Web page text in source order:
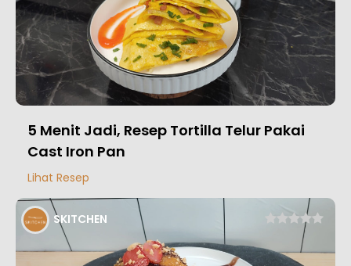
5 Menit Jadi, Resep Tortilla Telur Pakai
Cast Iron Pan
Lihat Resep
SKITCHEN